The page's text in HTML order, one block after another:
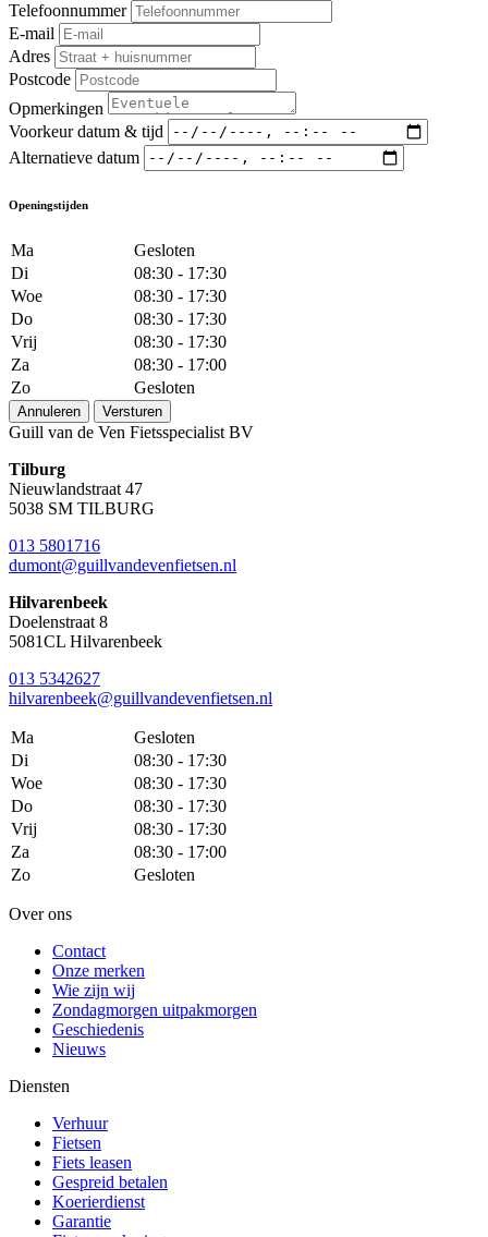
Telefoonnummer
E-mail
Adres
Postcode
Opmerkingen
Voorkeur datum & tijd
Alternatieve datum
Openingstijden
Ma
Gesloten
Di
08:30 - 17:30
Woe
08:30 - 17:30
Do
08:30 - 17:30
Vrij
08:30 - 17:30
Za
08:30 - 17:00
Zo
Gesloten
Annuleren Versturen
Guill van de Ven Fietsspecialist BV
Tilburg
Nieuwlandstraat 47
5038 SM TILBURG
013 5801716
dumont@guillvandevenfietsen.nl
Hilvarenbeek
Doelenstraat 8
5081CL Hilvarenbeek
013 5342627
hilvarenbeek@guillvandevenfietsen.nl
Ma
Gesloten
Di
08:30 - 17:30
Woe
08:30 - 17:30
Do
08:30 - 17:30
Vrij
08:30 - 17:30
Za
08:30 - 17:00
Zo
Gesloten
Over ons
Contact
Onze merken
Wie zijn wij
Zondagmorgen uitpakmorgen
Geschiedenis
Nieuws
Diensten
Verhuur
Fietsen
Fiets leasen
Gespreid betalen
Koerierdienst
Garantie